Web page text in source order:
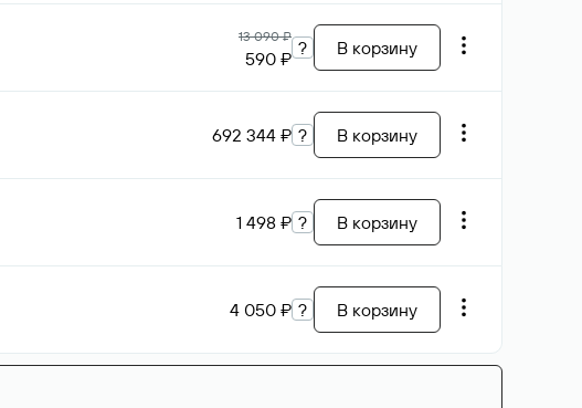
13 090 ₽
590 ₽ ? В корзину
692 344 ₽ ? В корзину
1 498 ₽ ? В корзину
4 050 ₽ ? В корзину